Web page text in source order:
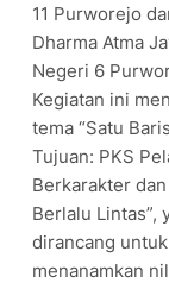
11 Purworejo
Dharma Atma
Negeri 6
Kegiatan ini
tema “Satu
Tujuan: PKS
Berkarakter
Berlalu Lintas”,
dirancang untuk
menanamkan